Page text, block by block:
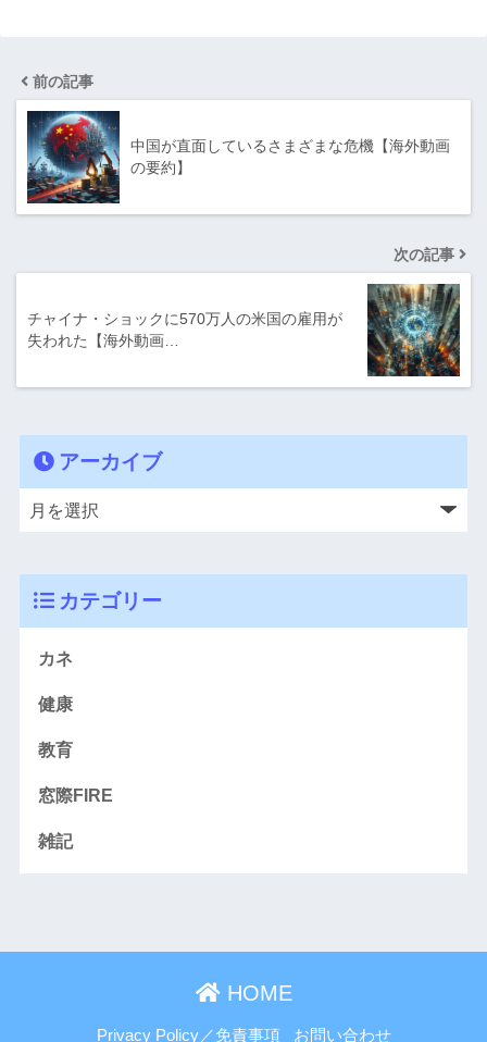
前の記事
中国が直面しているさまざまな危機【海外動画
の要約】
次の記事
チャイナ・ショックに570万人の米国の雇用が
失われた【海外動画…
アーカイブ
カテゴリー
カネ
健康
教育
窓際FIRE
雑記
HOME
Privacy Policy／免責事項 お問い合わせ